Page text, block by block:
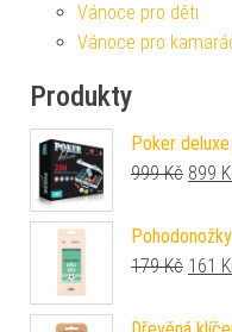
Vánoce pro děti
Vánoce pro
Produkty
Poker
999Kč 899
179Kč 161